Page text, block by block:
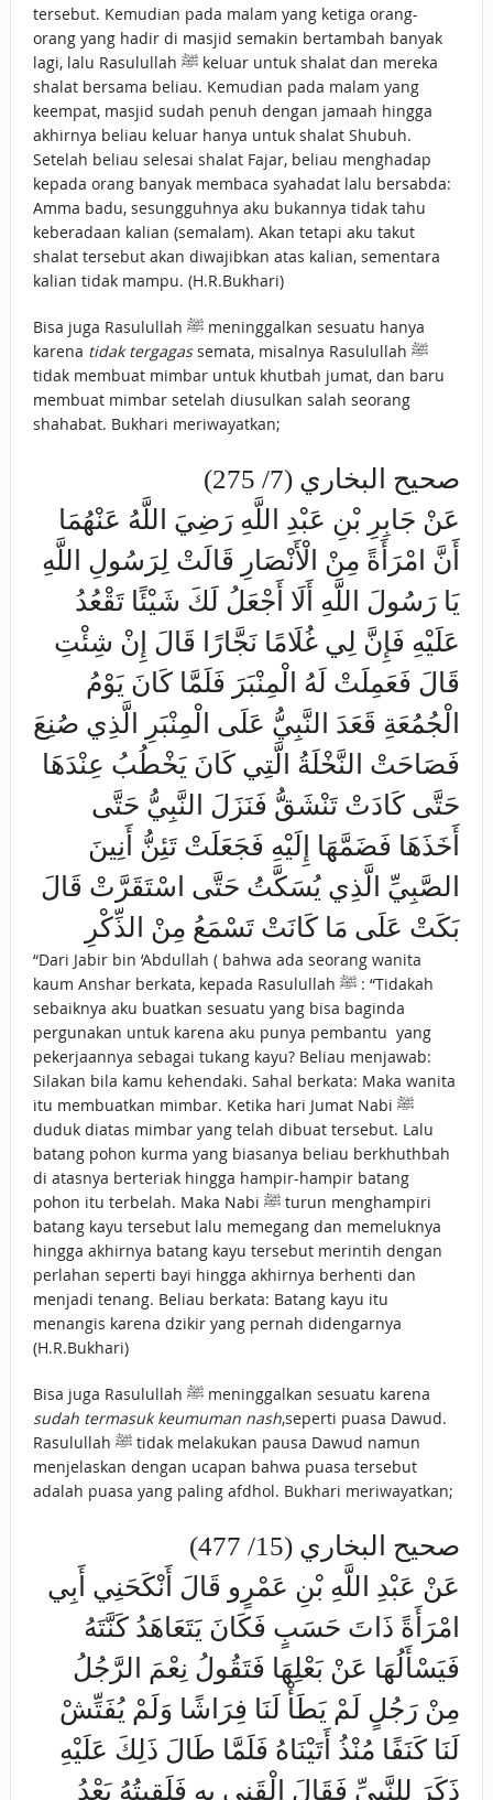
tersebut. Kemudian pada malam yang ketiga orang-
orang yang hadir di masjid semakin bertambah banyak
lagi, lalu Rasulullah ﷺ keluar untuk shalat dan mereka
shalat bersama beliau. Kemudian pada malam yang
keempat, masjid sudah penuh dengan jamaah hingga
akhirnya beliau keluar hanya untuk shalat Shubuh.
Setelah beliau selesai shalat Fajar, beliau menghadap
kepada orang banyak membaca syahadat lalu bersabda:
Amma badu, sesungguhnya aku bukannya tidak tahu
keberadaan kalian (semalam). Akan tetapi aku takut
shalat tersebut akan diwajibkan atas kalian, sementara
kalian tidak mampu. (H.R.Bukhari)
Bisa juga Rasulullah ﷺ meninggalkan sesuatu hanya
karena tidak tergagassemata, misalnya Rasulullah ﷺ
tidak membuat mimbar untuk khutbah jumat, dan baru
membuat mimbar setelah diusulkan salah seorang
shahabat. Bukhari meriwayatkan;
صحيح البخاري (7/ 275)
أَنَّ امْرَأَةً مِنْ الْأَنْصَارِ قَالَتْ لِرَسُولِ اللَّهِ
يَا رَسُولَ اللَّهِ أَلَا أَجْعَلُ لَكَ شَيْئًا تَقْعُدُ
عَلَيْهِ فَإِنَّ لِي غُلَامًا نَجَّارًا قَالَ إِنْ شِئْتِ
قَالَ فَعَمِلَتْ لَهُ الْمِنْبَرَ فَلَمَّا كَانَ يَوْمُ
الْجُمُعَةِ قَعَدَ النَّبِيُّ عَلَى الْمِنْبَرِ الَّذِي صُنِعَ
فَصَاحَتْ النَّخْلَةُ الَّتِي كَانَ يَخْطُبُ عِنْدَهَا
حَتَّى كَادَتْ تَنْشَقُّ فَنَزَلَ النَّبِيُّ حَتَّى
أَخَذَهَا فَضَمَّهَا إِلَيْهِ فَجَعَلَتْ تَئِنُّ أَنِينَ
الصَّبِيِّ الَّذِي يُسَكَّتُ حَتَّى اسْتَقَرَّتْ قَالَ
بَكَتْ عَلَى مَا كَانَتْ تَسْمَعُ مِنْ الذِّكْرِ
“Dari Jabir bin ‘Abdullah ( bahwa ada seorang wanita
kaum Anshar berkata, kepada Rasulullah ﷺ : “Tidakah
sebaiknya aku buatkan sesuatu yang bisa baginda
pergunakan untuk karena aku punya pembantu yang
pekerjaannya sebagai tukang kayu? Beliau menjawab:
Silakan bila kamu kehendaki. Sahal berkata: Maka wanita
itu membuatkan mimbar. Ketika hari Jumat Nabi ﷺ
duduk diatas mimbar yang telah dibuat tersebut. Lalu
batang pohon kurma yang biasanya beliau berkhuthbah
di atasnya berteriak hingga hampir-hampir batang
pohon itu terbelah. Maka Nabi ﷺ turun menghampiri
batang kayu tersebut lalu memegang dan memeluknya
hingga akhirnya batang kayu tersebut merintih dengan
perlahan seperti bayi hingga akhirnya berhenti dan
menjadi tenang. Beliau berkata: Batang kayu itu
menangis karena dzikir yang pernah didengarnya
(H.R.Bukhari)
Bisa juga Rasulullah ﷺ meninggalkan sesuatu karena
sudah termasuk keumuman nash,seperti puasa Dawud.
Rasulullah ﷺ tidak melakukan pausa Dawud namun
menjelaskan dengan ucapan bahwa puasa tersebut
adalah puasa yang paling afdhol. Bukhari meriwayatkan;
صحيح البخاري (15/ 477)
عَنْ عَبْدِ اللَّهِ بْنِ عَمْرٍو قَالَ أَنْكَحَنِي أَبِي
امْرَأَةً ذَاتَ حَسَبٍ فَكَانَ يَتَعَاهَدُ كَنَّتَهُ
فَيَسْأَلُهَا عَنْ بَعْلِهَا فَتَقُولُ نِعْمَ الرَّجُلُ
مِنْ رَجُلٍ لَمْ يَطَأْ لَنَا فِرَاشًا وَلَمْ يُفَتِّشْ
لَنَا كَنَفًا مُنْذُ أَتَيْنَاهُ فَلَمَّا طَالَ ذَلِكَ عَلَيْهِ
ذَكَرَ لِلنَّبِيِّ فَقَالَ الْقَنِي بِهِ فَلَقِيتُهُ بَعْدُ